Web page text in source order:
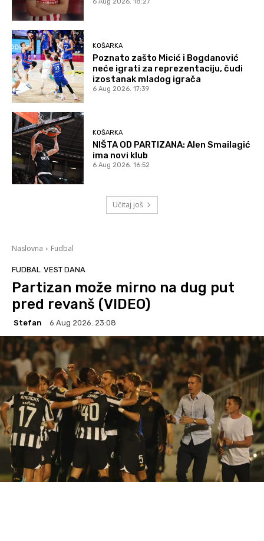
6 Aug 2026. 18:27
KOŠARKA
Poznato zašto Micić i Bogdanović
neće igrati za reprezentaciju, čudi
izostanak mladog igrača
6 Aug 2026. 17:39
KOŠARKA
NIŠTA OD PARTIZANA: Alen Smailagić
ima novi klub
6 Aug 2026. 16:52
Učitaj još